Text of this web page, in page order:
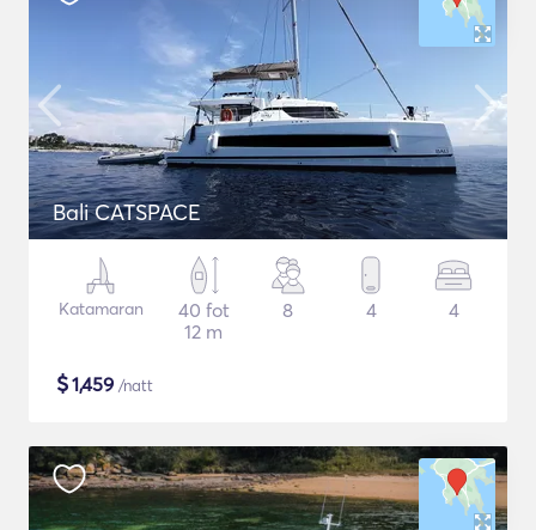
Bali CATSPACE
Katamaran
40 fot
12 m
8 4 4
$1,459 /natt